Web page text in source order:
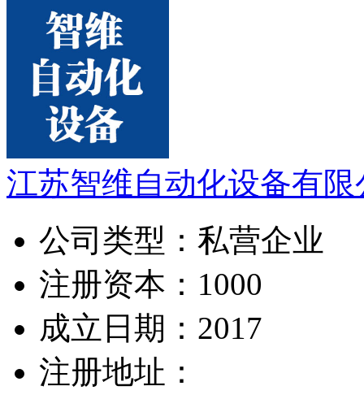
江苏智维自动化设备有限
公司类型： 私营企业
注册资本： 1000
成立日期： 2017
注册地址：